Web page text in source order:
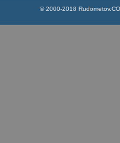
© 2000-2018